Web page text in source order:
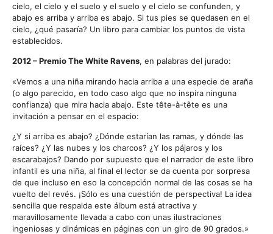
cielo, el cielo y el suelo y el suelo y el cielo se confunden, y
abajo es arriba y arriba es abajo. Si tus pies se quedasen en el
cielo, ¿qué pasaría? Un libro para cambiar los puntos de vista
establecidos.
2012 – Premio The White Ravens, en palabras del jurado:
«Vemos a una niña mirando hacia arriba a una especie de araña
(o algo parecido, en todo caso algo que no inspira ninguna
confianza) que mira hacia abajo. Este tête-à-tête es una
invitación a pensar en el espacio:
¿Y si arriba es abajo? ¿Dónde estarían las ramas, y dónde las
raíces? ¿Y las nubes y los charcos? ¿Y los pájaros y los
escarabajos? Dando por supuesto que el narrador de este libro
infantil es una niña, al final el lector se da cuenta por sorpresa
de que incluso en eso la concepción normal de las cosas se ha
vuelto del revés. ¡Sólo es una cuestión de perspectiva! La idea
sencilla que respalda este álbum está atractiva y
maravillosamente llevada a cabo con unas ilustraciones
ingeniosas y dinámicas en páginas con un giro de 90 grados.»